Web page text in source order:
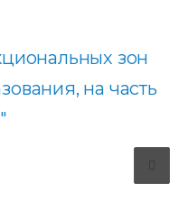
зон
на часть